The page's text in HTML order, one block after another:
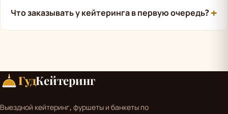
Что заказывать у кейтеринга в первую очередь?
ГудКейтеринг
Выездной кейтеринг, фуршеты и банкеты по